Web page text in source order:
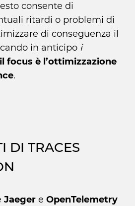
consente di
ritardi o problemi di
di conseguenza il
in anticipo i
focus è l’ottimizzazione
.
DI TRACES
Jaeger e OpenTelemetry